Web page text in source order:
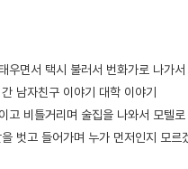
우면서 택시 불러서 번화가로 나가
남자친구 이야기 대학 이야기
고 비틀거리며 술집을 나와서 모텔로
벗고 들어가며 누가 먼저인지 모르